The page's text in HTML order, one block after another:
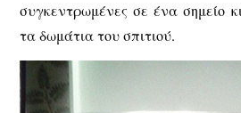
συγκεντρωμένες σε ένα σημείο
τα δωμάτια του σπιτιού.